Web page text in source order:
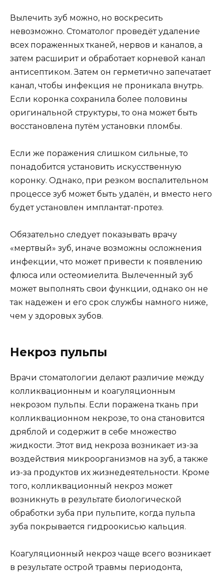
Вылечить зуб можно, но воскресить
невозможно. Стоматолог проведёт удаление
всех пораженных тканей, нервов и каналов, а
затем расширит и обработает корневой канал
антисептиком. Затем он герметично запечатает
канал, чтобы инфекция не проникала внутрь.
Если коронка сохранила более половины
оригинальной структуры, то она может быть
восстановлена путём установки пломбы.
Если же поражения слишком сильные, то
понадобится установить искусственную
коронку. Однако, при резком воспалительном
процессе зуб может быть удалён, и вместо него
будет установлен имплантат-протез.
Обязательно следует показывать врачу
«мертвый» зуб, иначе возможны осложнения
инфекции, что может привести к появлению
флюса или остеомиелита. Вылеченный зуб
может выполнять свои функции, однако он не
так надежен и его срок службы намного ниже,
чем у здоровых зубов.
Некроз пульпы
Врачи стоматологии делают различие между
колликвационным и коагуляционным
некрозом пульпы. Если поражена ткань при
колликвационном некрозе, то она становится
дряблой и содержит в себе множество
жидкости. Этот вид некроза возникает из-за
воздействия микроорганизмов на зуб, а также
из-за продуктов их жизнедеятельности. Кроме
того, колликвационный некроз может
возникнуть в результате биологической
обработки зуба при пульпите, когда пульпа
зуба покрывается гидроокисью кальция.
Коагуляционный некроз чаще всего возникает
в результате острой травмы периодонта,